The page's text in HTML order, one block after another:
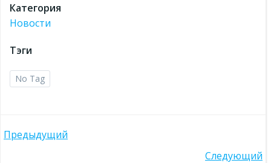
Категория
Новости
Тэги
No Tag
Навигация
Предыдущий
Следующий